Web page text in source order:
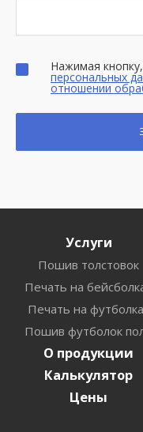
Нажимая
персональных
отношении
Услуги
Пошив толстовок
Печать на
Печать на
Пошив футболок
О продукции
Калькулятор
Цены